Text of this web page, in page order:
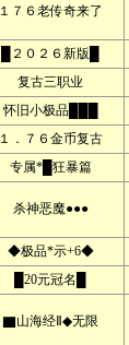
１７６老传奇来了
█２０２６新版█
复古三职业
怀旧小极品███
１．７６金币复古
专属*█狂暴篇
杀神恶魔●●●
◆极品*示+6◆
█20元冠名█
▇山海经Ⅱ◆无限